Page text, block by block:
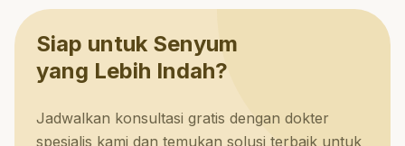
Siap untuk Senyum
yang Lebih Indah?
Jadwalkan konsultasi gratis dengan dokter
spesialis kami dan temukan solusi terbaik untuk